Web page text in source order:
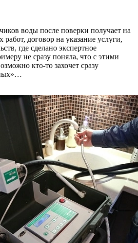
воды после поверки получает на
договор на указание услуги,
где сделано экспертное
не сразу поняла, что с этими
кто-то захочет сразу